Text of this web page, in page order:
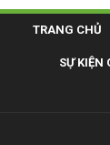
TRANG CHỦ
SỰ KIỆN